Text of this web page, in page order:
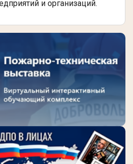
и организаций.